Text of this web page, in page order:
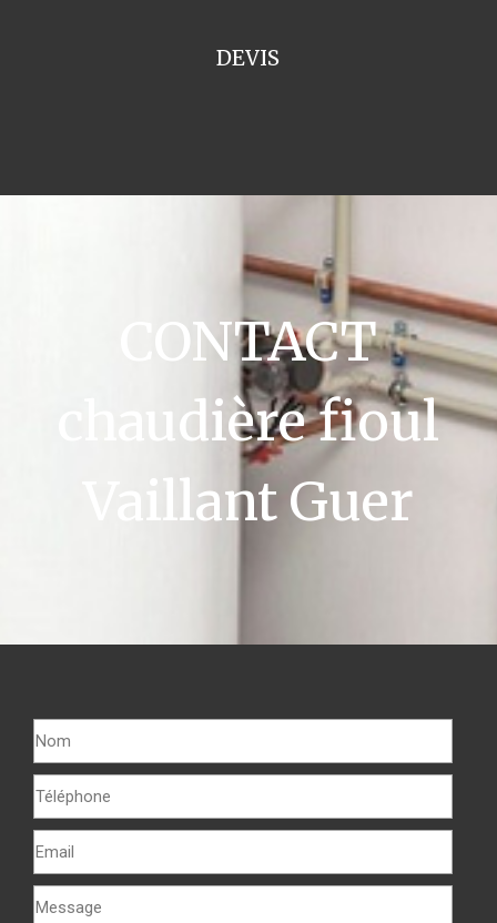
DEVIS
CONTACT
chaudière fioul
Vaillant Guer